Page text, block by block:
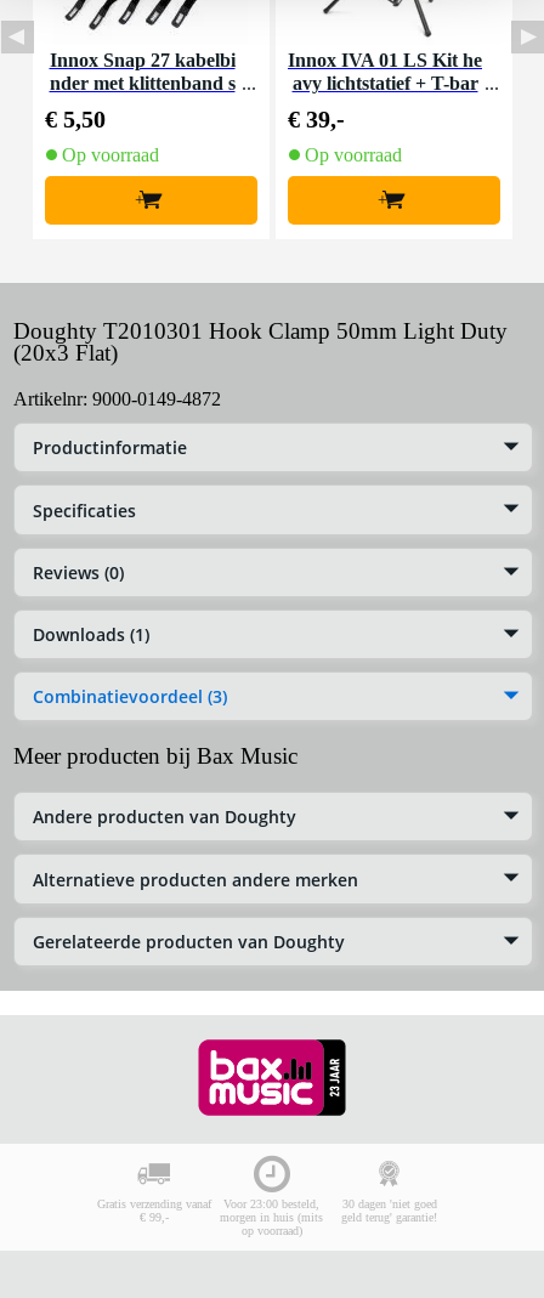
Innox Snap 27 kabelbi
nder met klittenband s
€ 5,50
Op voorraad
+
Innox IVA 01 LS Kit he
avy lichtstatief + T-bar
€ 39,-
Op voorraad
+
Doughty T2010301 Hook Clamp 50mm Light Duty
(20x3 Flat)
Artikelnr: 9000-0149-4872
Productinformatie
Specificaties
Reviews (0)
Downloads (1)
Combinatievoordeel (3)
Meer producten bij Bax Music
Andere producten van Doughty
Alternatieve producten andere merken
Gerelateerde producten van Doughty
Gratis verzending vanaf
€ 99,-
Voor 23:00 besteld,
morgen in huis (mits
op voorraad)
30 dagen 'niet goed
geld terug' garantie!